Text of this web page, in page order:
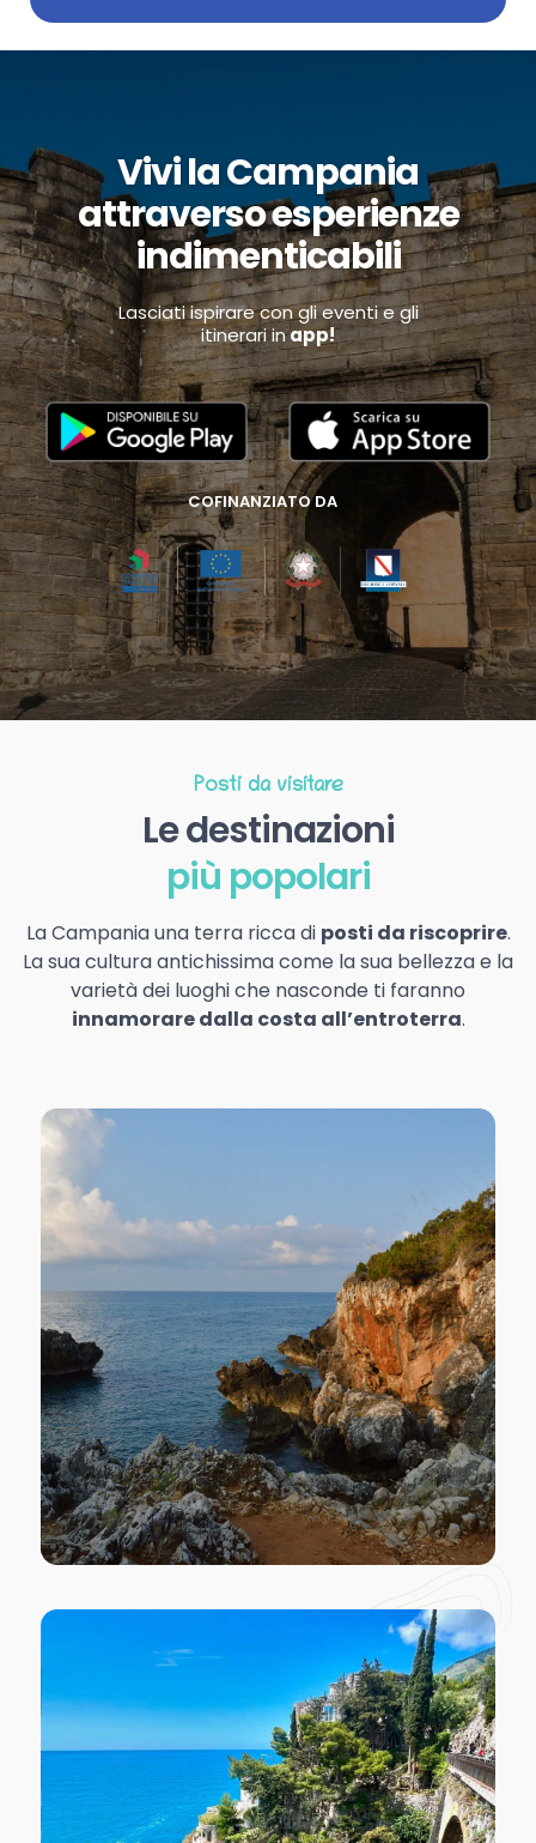
Vivi la Campania
attraverso esperienze
indimenticabili
Lasciati ispirare con gli eventi e gli
itinerari inapp!
COFINANZIATO DA
Posti da visitare
Le destinazioni
più popolari
La Campania una terra ricca di posti da riscoprire.
La sua cultura antichissima come la sua bellezza e la
varietà dei luoghi che nasconde ti faranno
innamorare dalla costa all’entroterra.